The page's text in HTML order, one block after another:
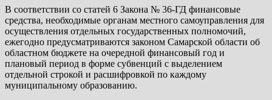
В соответствии со статей 6 Закона № 36-ГД финансовые
средства, необходимые органам местного самоуправления для
осуществления отдельных государственных полномочий,
ежегодно предусматриваются законом Самарской области об
областном бюджете на очередной финансовый год и
плановый период в форме субвенций с выделением
отдельной строкой и расшифровкой по каждому
муниципальному образованию.